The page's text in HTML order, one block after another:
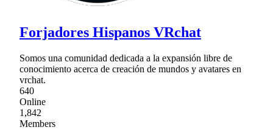
Forjadores Hispanos VRchat
Somos una comunidad dedicada a la expansión libre de
conocimiento acerca de creación de mundos y avatares en
vrchat.
640
Online
1,842
Members